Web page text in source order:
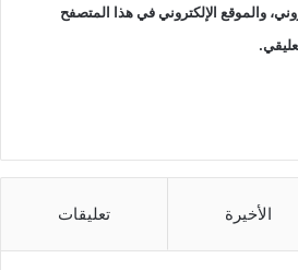
والموقع الإلكتروني في هذا المتصفح
الأخيرة تعليقات